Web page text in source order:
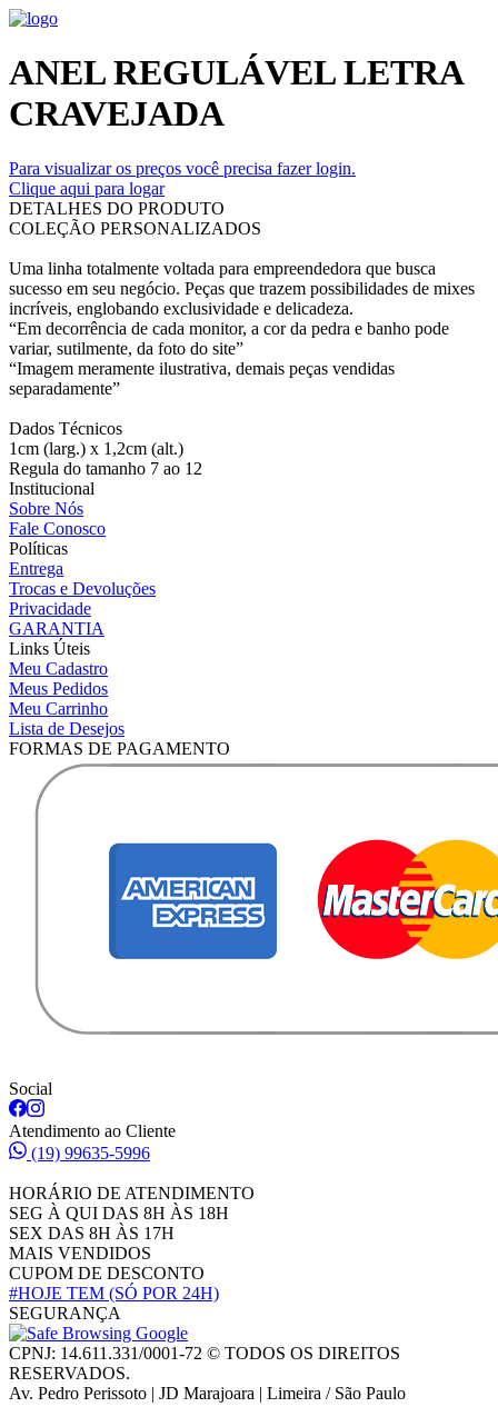
ANEL REGULÁVEL LETRA
CRAVEJADA
Para visualizar os preços você precisa fazer login.
Clique aqui para logar
DETALHES DO PRODUTO
COLEÇÃO PERSONALIZADOS
Uma linha totalmente voltada para empreendedora que busca
sucesso em seu negócio. Peças que trazem possibilidades de mixes
incríveis, englobando exclusividade e delicadeza.
“Em decorrência de cada monitor, a cor da pedra e banho pode
variar, sutilmente, da foto do site”
“Imagem meramente ilustrativa, demais peças vendidas
separadamente”
Dados Técnicos
1cm (larg.) x 1,2cm (alt.)
Regula do tamanho 7 ao 12
Institucional
Sobre Nós
Fale Conosco
Políticas
Entrega
Trocas e Devoluções
Privacidade
GARANTIA
Links Úteis
Meu Cadastro
Meus Pedidos
Meu Carrinho
Lista de Desejos
FORMAS DE PAGAMENTO
Social
Atendimento ao Cliente
(19) 99635-5996
HORÁRIO DE ATENDIMENTO
SEG À QUI DAS 8H ÀS 18H
SEX DAS 8H ÀS 17H
MAIS VENDIDOS
CUPOM DE DESCONTO
#HOJE TEM (SÓ POR 24H)
SEGURANÇA
CPNJ: 14.611.331/0001-72 © TODOS OS DIREITOS
RESERVADOS.
Av. Pedro Perissoto | JD Marajoara | Limeira / São Paulo